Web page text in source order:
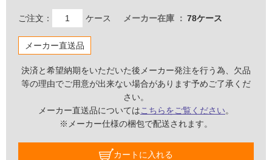
ご注文： ケース メーカー在庫 78ケース
メーカー直送品
決済と希望納期をいただいた後メーカー発注を行う為、欠品
等の理由でご用意が出来ない場合があります予めご了承くだ
さい。
メーカー直送品についてはこちらをご覧ください。
※メーカー仕様の梱包で配送されます。
カートに入れる
る
が
注
意
が
必
適
し
て